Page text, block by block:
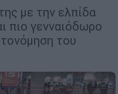
µε την ελπίδα
πιο γενναιόδωρο
του